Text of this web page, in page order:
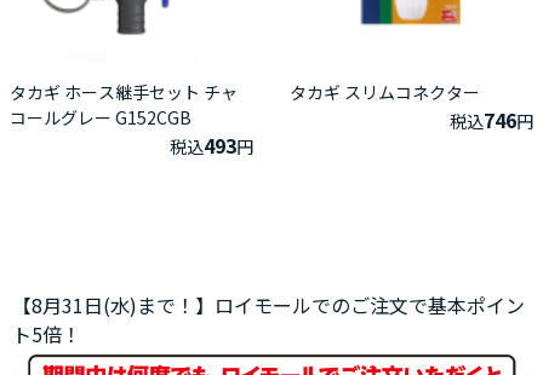
タカギ ホース継手セット チャ
コールグレー G152CGB
税込493円
タカギ スリムコネクター
税込746円
【8月31日(水)まで！】ロイモールでのご注文で基本ポイン
ト5倍！